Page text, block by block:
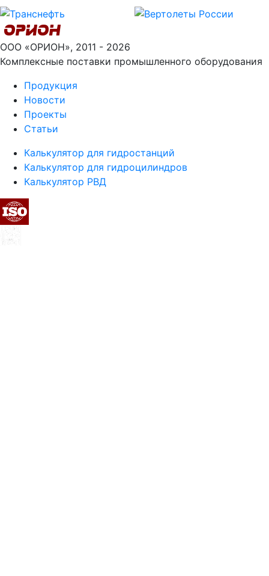
ООО «ОРИОН», 2011 - 2026
Комплексные поставки промышленного оборудования
Продукция
Новости
Проекты
Статьи
Калькулятор для гидростанций
Калькулятор для гидроцилиндров
Калькулятор РВД